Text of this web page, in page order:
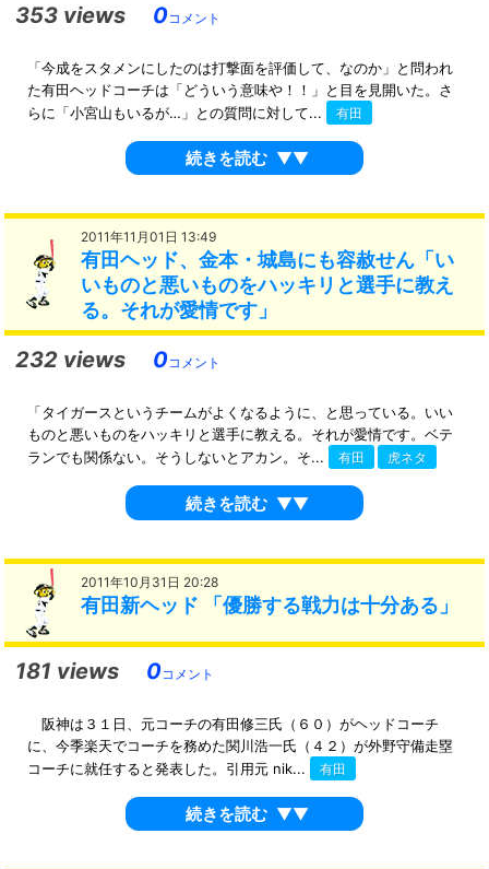
353 views 0コメント
「今成をスタメンにしたのは打撃面を評価して、なのか」と問われ
た有田ヘッドコーチは「どういう意味や！！」と目を見開いた。さ
らに「小宮山もいるが…」との質問に対して...
有田
続きを読む ▼▼
2011年11月01日 13:49
有田ヘッド、金本・城島にも容赦せん「い
いものと悪いものをハッキリと選手に教え
る。それが愛情です」
232 views 0コメント
「タイガースというチームがよくなるように、と思っている。いい
ものと悪いものをハッキリと選手に教える。それが愛情です。ベテ
ランでも関係ない。そうしないとアカン。そ...
有田 虎ネタ
続きを読む ▼▼
2011年10月31日 20:28
有田新ヘッド 「優勝する戦力は十分ある」
181 views 0コメント
阪神は３１日、元コーチの有田修三氏（６０）がヘッドコーチ
に、今季楽天でコーチを務めた関川浩一氏（４２）が外野守備走塁
コーチに就任すると発表した。引用元 nik...
有田
続きを読む ▼▼